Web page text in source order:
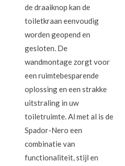
de draaiknop kan de
toiletkraan eenvoudig
worden geopend en
gesloten. De
wandmontage zorgt voor
een ruimtebesparende
oplossing en een strakke
uitstraling in uw
toiletruimte. Al met al is de
Spador-Nero een
combinatie van
functionaliteit, stijl en